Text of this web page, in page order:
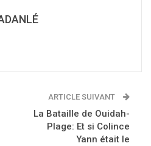
ARTICLE SUIVANT
La Bataille de Ouidah-
Plage: Et si Colince
Yann était le